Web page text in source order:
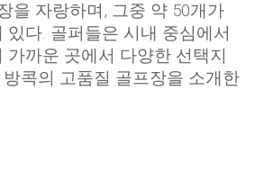
을 자랑하며, 그중 약 50개가
다. 골퍼들은 시내 중심에서
까운 곳에서 다양한 선택지
콕의 고품질 골프장을 소개한